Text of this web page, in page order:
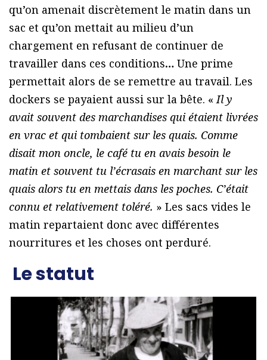
qu’on amenait discrètement le matin dans un
sac et qu’on mettait au milieu d’un
chargement en refusant de continuer de
travailler dans ces conditions… Une prime
permettait alors de se remettre au travail. Les
dockers se payaient aussi sur la bête. «Il y
avait souvent des marchandises qui étaient livrées
en vrac et qui tombaient sur les quais. Comme
disait mon oncle, le café tu en avais besoin le
matin et souvent tu l’écrasais en marchant sur les
quais alors tu en mettais dans les poches. C’était
connu et relativement toléré. » Les sacs vides le
matin repartaient donc avec différentes
nourritures et les choses ont perduré.
Le statut